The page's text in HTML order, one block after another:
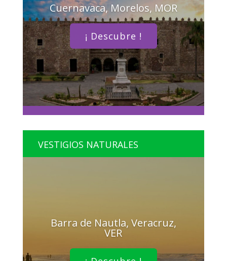
Cuernavaca, Morelos, MOR
¡ Descubre !
VESTIGIOS NATURALES
Barra de Nautla, Veracruz,
VER